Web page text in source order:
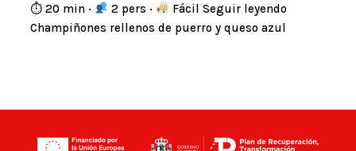
⏱ 20 min · 2 pers ·
Fácil Seguir leyendo
Champiñones rellenos de puerro y queso azul